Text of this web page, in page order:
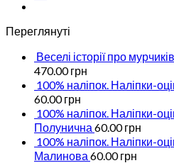
Переглянуті
Веселі історії про
470.00грн
100% наліпок. Наліпки-
60.00грн
100% наліпок. Наліпки-
Полунична 60.00грн
100% наліпок. Наліпки-
Малинова 60.00грн